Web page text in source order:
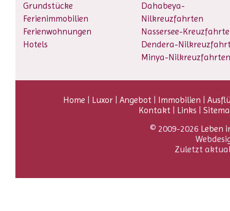
Grundstücke
Ferienimmobilien
Ferienwohnungen
Hotels
Dahabeya-
Nilkreuzfahrten
Nassersee-
Dendera-
Minya-Nilkreuzfahrten
Home | Luxor| Angebot| Immobilien |
Kontakt| Links |
© 2009-2026 Leben
Zuletzt